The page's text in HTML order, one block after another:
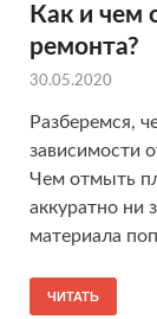
Как и чем
ремонта?
30.05.2020
Разберемся,
зависимости
Чем отмыть
аккуратно ни
материала
ЧИТАТЬ